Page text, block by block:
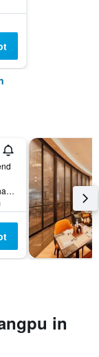
728 Pu Dong Avenue, Shanghai, China
in